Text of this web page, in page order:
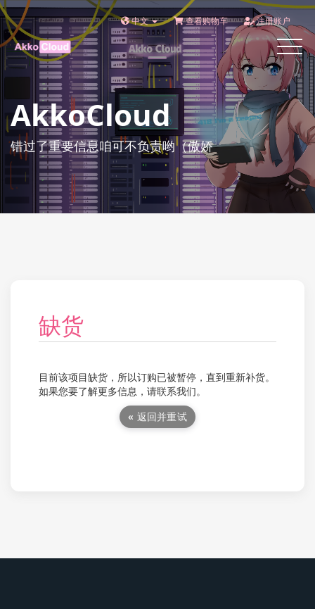
中文 查看购物车 注册账户
Toggle
AkkoCloud
错过了重要信息咱可不负责哟（傲娇
缺货
目前该项目缺货，所以订购已被暂停，直到重新补货。
如果您要了解更多信息，请联系我们。
« 返回并重试